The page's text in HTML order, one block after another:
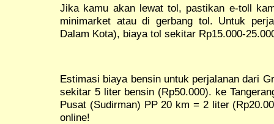
Jika kamu akan lewat tol, pastikan e-toll
minimarket atau di gerbang tol. Untuk
Dalam Kota), biaya tol sekitar Rp15.000-
Estimasi biaya bensin untuk perjalanan dari
sekitar 5 liter bensin (Rp50.000). ke
Pusat (Sudirman) PP 20 km = 2 liter
online!